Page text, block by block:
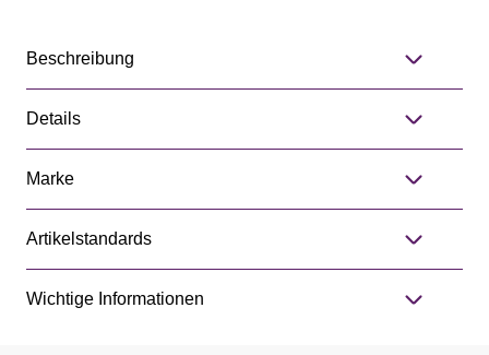
Beschreibung
Details
Marke
Artikelstandards
Wichtige Informationen